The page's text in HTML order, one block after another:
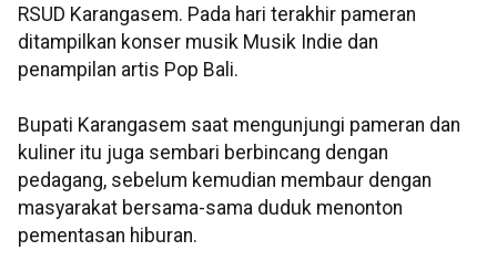
RSUD Karangasem. Pada hari terakhir pameran
ditampilkan konser musik Musik Indie dan
penampilan artis Pop Bali.
Bupati Karangasem saat mengunjungi pameran dan
kuliner itu juga sembari berbincang dengan
pedagang, sebelum kemudian membaur dengan
masyarakat bersama-sama duduk menonton
pementasan hiburan.